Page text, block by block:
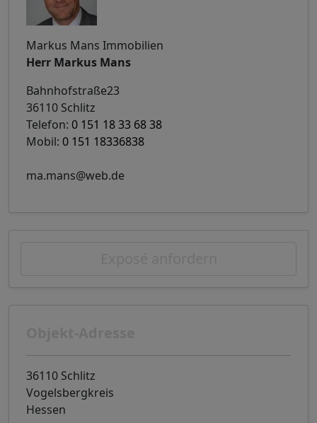
Markus Mans Immobilien
Herr Markus Mans
Bahnhofstraße23
36110 Schlitz
Telefon: 0 151 18 33 68 38
Mobil: 0 151 18336838
ma.mans@web.de
36110 Schlitz
Vogelsbergkreis
Hessen